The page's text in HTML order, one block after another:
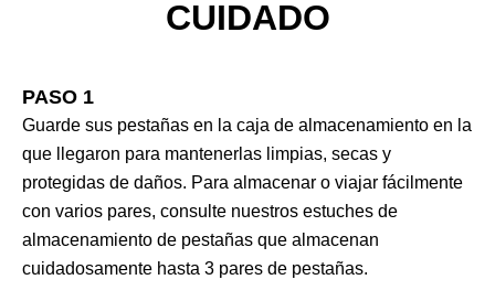
CUIDADO
PASO 1
Guarde sus pestañas en la caja de almacenamiento en la
que llegaron para mantenerlas limpias, secas y
protegidas de daños. Para almacenar o viajar fácilmente
con varios pares, consulte nuestros estuches de
almacenamiento de pestañas que almacenan
cuidadosamente hasta 3 pares de pestañas.